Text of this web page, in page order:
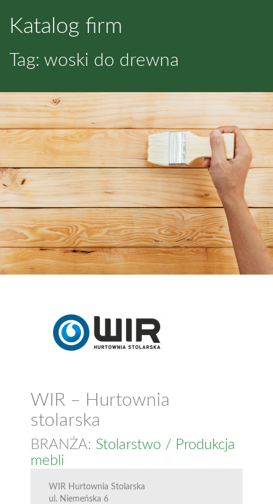
Katalog firm
Tag: woski do drewna
WIR – Hurtownia
stolarska
BRANŻA: Stolarstwo / Produkcja
mebli
WIR Hurtownia Stolarska
ul. Niemeńska 6